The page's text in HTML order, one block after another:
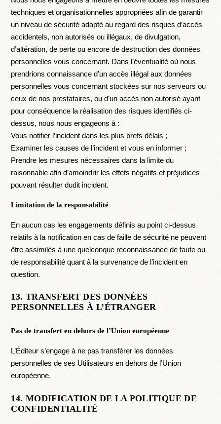
techniques et organisationnelles appropriées afin de garantir
un niveau de sécurité adapté au regard des risques d’accès
accidentels, non autorisés ou illégaux, de divulgation,
d’altération, de perte ou encore de destruction des données
personnelles vous concernant. Dans l’éventualité où nous
prendrions connaissance d’un accès illégal aux données
personnelles vous concernant stockées sur nos serveurs ou
ceux de nos prestataires, ou d’un accès non autorisé ayant
pour conséquence la réalisation des risques identifiés ci-
dessus, nous nous engageons à :
Vous notifier l’incident dans les plus brefs délais ;
Examiner les causes de l’incident et vous en informer ;
Prendre les mesures nécessaires dans la limite du
raisonnable afin d’amoindrir les effets négatifs et préjudices
pouvant résulter dudit incident.
Limitation de la responsabilité
En aucun cas les engagements définis au point ci-dessus
relatifs à la notification en cas de faille de sécurité ne peuvent
être assimilés à une quelconque reconnaissance de faute ou
de responsabilité quant à la survenance de l’incident en
question.
13. TRANSFERT DES DONNÉES
PERSONNELLES À L’ÉTRANGER
Pas de transfert en dehors de l’Union européenne
L’Éditeur s’engage à ne pas transférer les données
personnelles de ses Utilisateurs en dehors de l’Union
européenne.
14. MODIFICATION DE LA POLITIQUE DE
CONFIDENTIALITÉ